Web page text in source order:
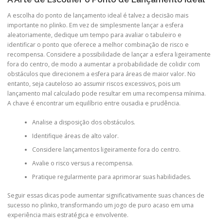
A escolha do ponto de lançamento ideal é talvez a decisão mais
importante no plinko. Em vez de simplesmente lançar a esfera
aleatoriamente, dedique um tempo para avaliar o tabuleiro e
identificar o ponto que oferece a melhor combinação de risco e
recompensa. Considere a possibilidade de lançar a esfera ligeiramente
fora do centro, de modo a aumentar a probabilidade de colidir com
obstáculos que direcionem a esfera para áreas de maior valor. No
entanto, seja cauteloso ao assumir riscos excessivos, pois um
lançamento mal calculado pode resultar em uma recompensa mínima.
A chave é encontrar um equilíbrio entre ousadia e prudência.
Analise a disposição dos obstáculos.
Identifique áreas de alto valor.
Considere lançamentos ligeiramente fora do centro.
Avalie o risco versus a recompensa.
Pratique regularmente para aprimorar suas habilidades.
Seguir essas dicas pode aumentar significativamente suas chances de
sucesso no plinko, transformando um jogo de puro acaso em uma
experiência mais estratégica e envolvente.